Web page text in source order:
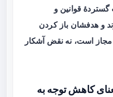
قوانین و
و هدفشان باز کردن
است، نه نقض آشکار
کاهش توجه به